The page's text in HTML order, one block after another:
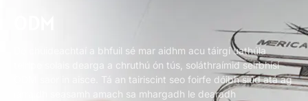
Do chuideachtaí a bhfuil sé mar aidhm acu táirgí uathúla
teiripe solais dearga a chruthú ón tús, soláthraímid seirbhísí
ODM saor in aisce. Tá an tairiscint seo foirfe dóibh siúd atá ag
iarraidh seasamh amach sa mhargadh le dearadh